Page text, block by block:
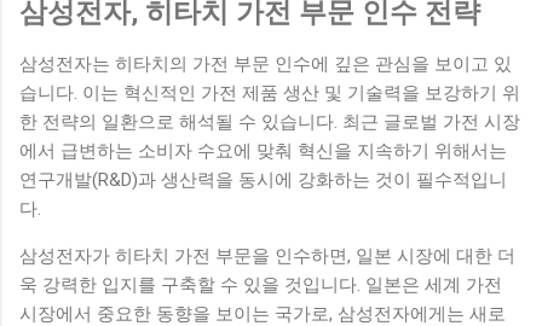
삼성전자, 히타치 가전 부문 인수 전략
삼성전자는 히타치의 가전 부문 인수에 깊은 관심을 보이고 있
습니다. 이는 혁신적인 가전 제품 생산 및 기술력을 보강하기 위
한 전략의 일환으로 해석될 수 있습니다. 최근 글로벌 가전 시장
에서 급변하는 소비자 수요에 맞춰 혁신을 지속하기 위해서는
연구개발(R&D)과 생산력을 동시에 강화하는 것이 필수적입니
다.
삼성전자가 히타치 가전 부문을 인수하면, 일본 시장에 대한 더
욱 강력한 입지를 구축할 수 있을 것입니다. 일본은 세계 가전
시장에서 중요한 동향을 보이는 국가로, 삼성전자에게는 새로